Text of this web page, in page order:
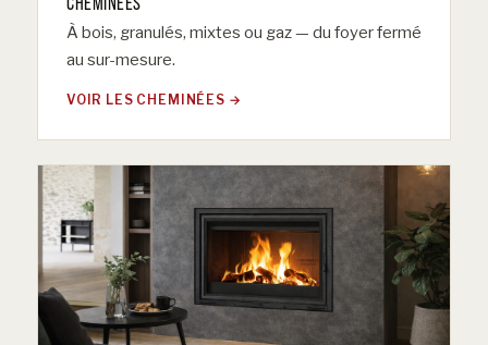
À bois, granulés, mixtes ou gaz — du foyer fermé
au sur-mesure.
VOIR LES CHEMINÉES